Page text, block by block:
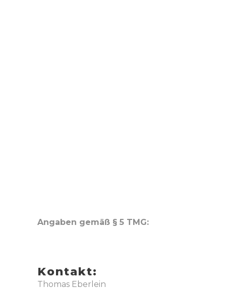
Angaben gemäß § 5 TMG:
Kontakt:
Thomas Eberlein